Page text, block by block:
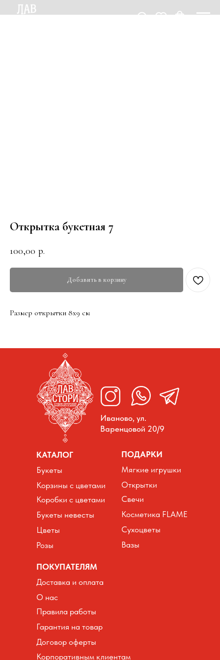
Открытка букетная 7
100,00 р.
Добавить в корзину
Размер открытки 8х9 см
Иваново, ул.
Варенцовой 20/9
КАТАЛОГ ПОДАРКИ
ПОКУПАТЕЛЯМ
Букеты
Корзины с цветами
Коробки с цветами
Цветы
Розы
Букеты невесты
Мягкие игрушки
Открытки
Свечи
Сухоцветы
Вазы
Косметика FLAME
Доставка и оплата
О нас
Правила работы
Договор оферты
Гарантия на товар
Корпоративным клиентам